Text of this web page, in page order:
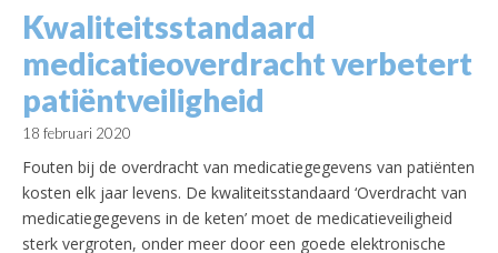
Kwaliteitsstandaard
medicatieoverdracht verbetert
patiëntveiligheid
18 februari 2020
Fouten bij de overdracht van medicatiegegevens van patiënten
kosten elk jaar levens. De kwaliteitsstandaard ‘Overdracht van
medicatiegegevens in de keten’ moet de medicatieveiligheid
sterk vergroten, onder meer door een goede elektronische